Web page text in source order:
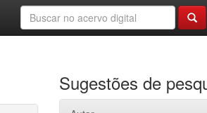
Sugestões de